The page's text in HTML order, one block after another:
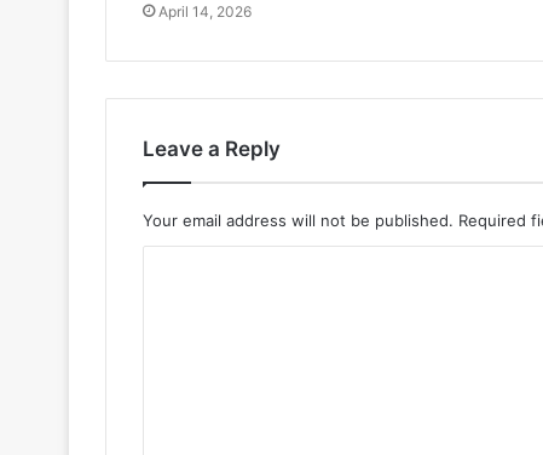
April 14, 2026
Leave a Reply
Your email address will not be published. Required